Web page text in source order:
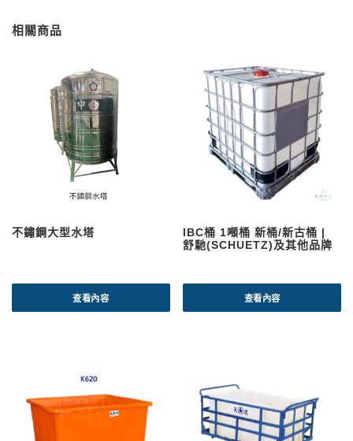
相關商品
不鏽鋼大型水塔
查看內容
IBC桶 1噸桶 新桶/新古桶 |
舒馳(SCHUETZ)及其他品牌
查看內容